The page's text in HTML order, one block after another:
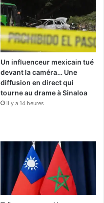
Un influenceur mexicain tué
devant la caméra… Une
diffusion en direct qui
tourne au drame à Sinaloa
il y a 14 heures